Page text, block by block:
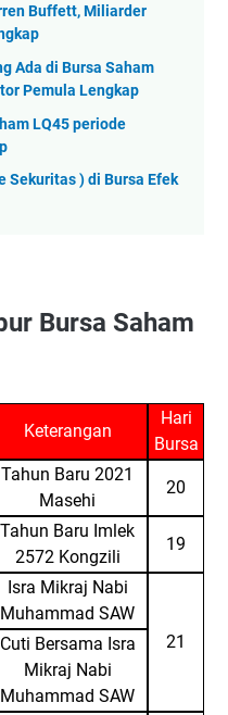
Buffett, Miliarder
Ada di Bursa Saham
Pemula Lengkap
LQ45 periode
Sekuritas ) di Bursa Efek
Bursa Saham
Keterangan
Hari
Bursa
Tahun Baru 2021
Masehi
20
Tahun Baru Imlek
2572 Kongzili
19
Isra Mikraj Nabi
Muhammad SAW
21
Cuti Bersama Isra
Mikraj Nabi
Muhammad SAW